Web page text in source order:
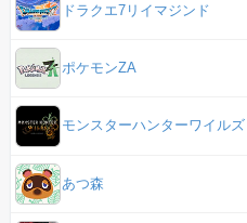
ドラクエ7リイマジンド
ポケモンZA
モンスターハンターワイルズ
あつ森